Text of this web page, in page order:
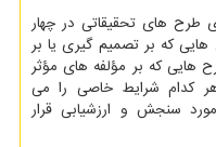
طرح های تحقیقاتی در چهار
که بر تصمیم گیری یا بر
که بر مؤلفه های مؤثر
هر کدام شرایط خاصی را می
مورد سنجش و ارزشیابی قرار